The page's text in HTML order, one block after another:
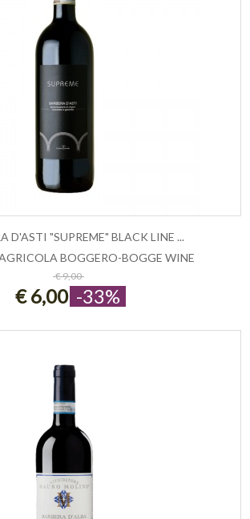
AL CARRELLO
D'ASTI "SUPREME" BLACK LINE ...
BOGGERO-BOGGE WINE
€ 9,00
€ 6,00 -33%